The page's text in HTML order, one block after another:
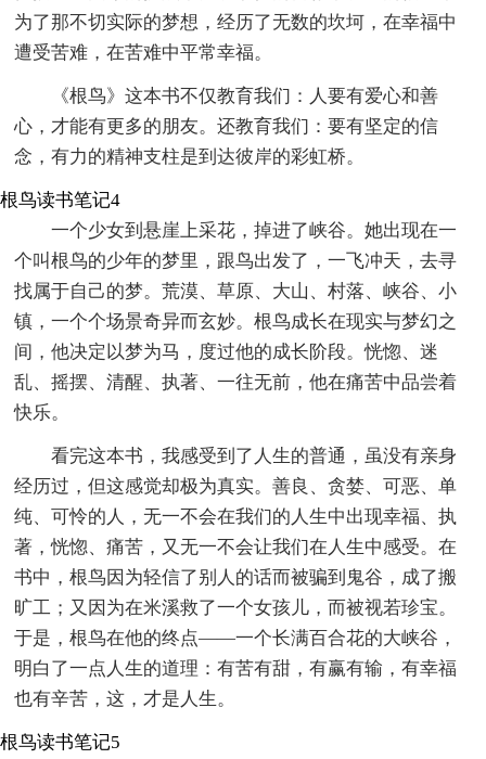
为了那不切实际的梦想，经历了无数的坎坷，在幸福中
遭受苦难，在苦难中平常幸福。
《根鸟》这本书不仅教育我们：人要有爱心和善
心，才能有更多的朋友。还教育我们：要有坚定的信
念，有力的精神支柱是到达彼岸的彩虹桥。
根鸟读书笔记4
一个少女到悬崖上采花，掉进了峡谷。她出现在一
个叫根鸟的少年的梦里，跟鸟出发了，一飞冲天，去寻
找属于自己的梦。荒漠、草原、大山、村落、峡谷、小
镇，一个个场景奇异而玄妙。根鸟成长在现实与梦幻之
间，他决定以梦为马，度过他的成长阶段。恍惚、迷
乱、摇摆、清醒、执著、一往无前，他在痛苦中品尝着
快乐。
看完这本书，我感受到了人生的普通，虽没有亲身
经历过，但这感觉却极为真实。善良、贪婪、可恶、单
纯、可怜的人，无一不会在我们的人生中出现幸福、执
著，恍惚、痛苦，又无一不会让我们在人生中感受。在
书中，根鸟因为轻信了别人的话而被骗到鬼谷，成了搬
旷工；又因为在米溪救了一个女孩儿，而被视若珍宝。
于是，根鸟在他的终点——一个长满百合花的大峡谷，
明白了一点人生的道理：有苦有甜，有赢有输，有幸福
也有辛苦，这，才是人生。
根鸟读书笔记5